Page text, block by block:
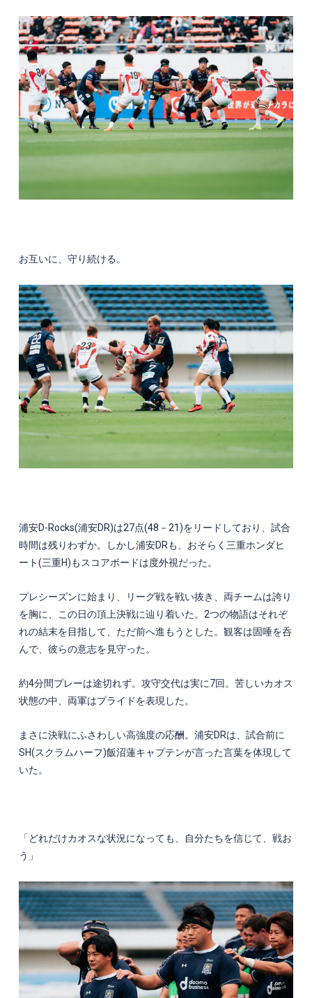
お互いに、守り続ける。
浦安D-Rocks(浦安DR)は27点(48 － 21)をリードしており、試合
時間は残りわずか。しかし浦安DRも、おそらく三重ホンダヒ
ート(三重H)もスコアボードは度外視だった。
プレシーズンに始まり、リーグ戦を戦い抜き、両チームは誇り
を胸に、この日の頂上決戦に辿り着いた。 2つの物語はそれぞ
れの結末を目指して、ただ前へ進もうとした。観客は固唾を呑
んで、彼らの意志を見守った。
約4分間プレーは途切れず。攻守交代は実に7回。苦しいカオス
状態の中、両軍はプライドを表現した。
まさに決戦にふさわしい高強度の応酬。浦安DRは、試合前に
SH(スクラムハーフ)飯沼蓮キャプテンが言った言葉を体現して
いた。
「どれだけカオスな状況になっても、自分たちを信じて、戦お
う」